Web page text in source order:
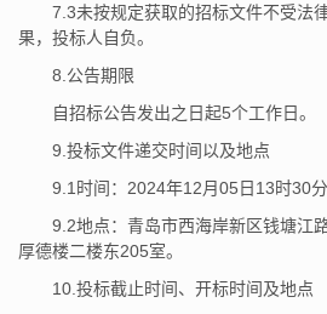
7.3未按规定获取的招标文件不受法
果，投标人自负。
8.公告期限
自招标公告发出之日起5个工作日。
9.投标文件递交时间以及地点
9.1时间：2024年12月05日13时30
9.2地点：青岛市西海岸新区钱塘江
厚德楼二楼东205室。
10.投标截止时间、开标时间及地点